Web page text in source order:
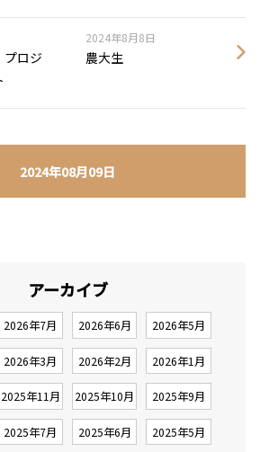
2024年08月09日
プロジ
2024年8月8日
農大生
アーカイブ
2026年7月 2026年6月 2026年5月
2026年3月 2026年2月 2026年1月
2025年11月 2025年10月 2025年9月
2025年7月 2025年6月 2025年5月